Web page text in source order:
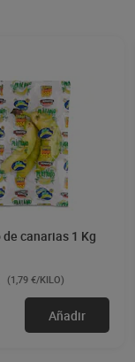
canarias 1 Kg
(1,79 €/KILO)
Añadir